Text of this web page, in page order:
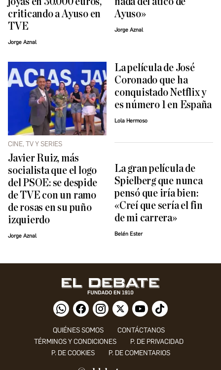
criticando a Ayuso en
TVE
Jorge Aznal
Ayuso»
Jorge Aznal
CINE, TV Y SERIES
Javier Ruiz, más
socialista que el logo
del PSOE: se despide
de TVE con un ramo
de rosas en su puño
izquierdo
Jorge Aznal
La película de José
Coronado que ha
conquistado Netflix y
es número 1 en España
Lola Hermoso
La gran película de
Spielberg que nunca
pensó que iría bien:
«Creí que sería el fin
de mi carrera»
Belén Ester
QUIÉNES SOMOS
CONTÁCTANOS
TÉRMINOS Y CONDICIONES
P. DE PRIVACIDAD
P. DE COOKIES
P. DE COMENTARIOS